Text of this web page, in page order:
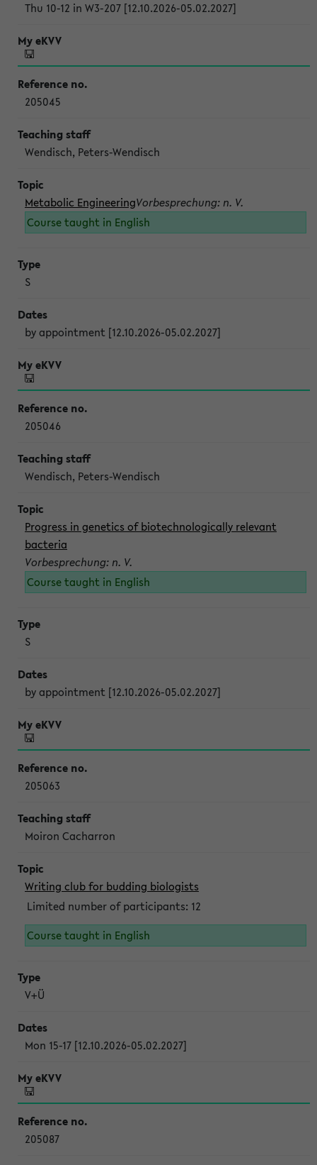
Thu 10-12 in W3-207 [12.10.2026-05.02.2027]
205045
Wendisch, Peters-Wendisch
Metabolic EngineeringVorbesprechung: n. V.
Course taught in English
S
by appointment [12.10.2026-05.02.2027]
205046
Wendisch, Peters-Wendisch
Progress in genetics of biotechnologically relevant
bacteria
Vorbesprechung: n. V.
Course taught in English
S
by appointment [12.10.2026-05.02.2027]
205063
Moiron Cacharron
Writing club for budding biologists
Limited number of participants: 12
Course taught in English
V+Ü
Mon 15-17 [12.10.2026-05.02.2027]
205087